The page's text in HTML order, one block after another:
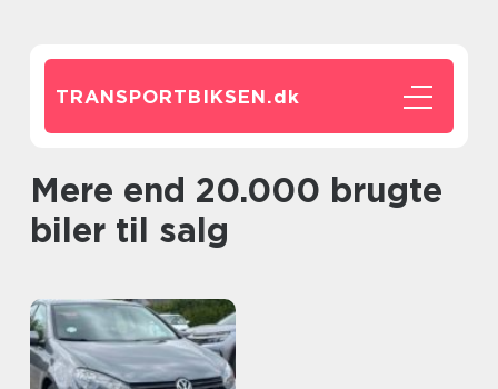
TRANSPORTBIKSEN.dk
Mere end 20.000 brugte
biler til salg